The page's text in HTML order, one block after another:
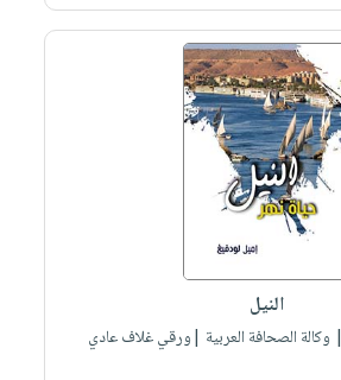
النيل
| وكالة الصحافة العربية |ورقي غلاف عادي